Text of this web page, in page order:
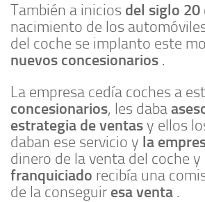
También a inicios del siglo 20
nacimiento de los
del coche se implanto este
nuevos concesionarios .
La empresa cedía coches a
concesionarios, les daba
estrategia de ventasy ellos
daban ese servicio y la
dinero de la venta del coche y
franquiciado recibía una
de la conseguir esa venta .